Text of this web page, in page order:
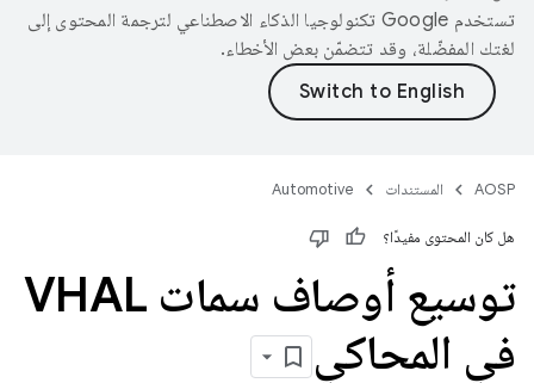
تستخدم Google تكنولوجيا الذكاء الاصطناعي لترجمة المحتوى إلى
لغتك المفضّلة، وقد تتضمّن بعض الأخطاء.
AOSP المستندات Automotive
هل كان المحتوى مفيدًا؟
توسيع أوصاف سمات VHAL
في المحاكي